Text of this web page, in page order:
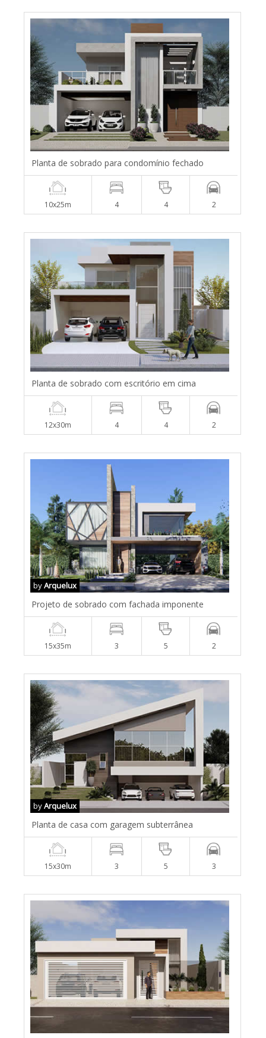
Planta de sobrado para condomínio fechado
10x25m 4 4 2
Planta de sobrado com escritório em cima
12x30m 4 4 2
byArquelux
Projeto de sobrado com fachada imponente
15x35m 3 5 2
byArquelux
Planta de casa com garagem subterrânea
15x30m 3 5 3